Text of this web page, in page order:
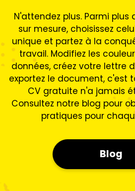
N'attendez plus. Parmi
sur mesure, choisissez
unique et partez à la
travail. Modifiez les
données, créez votre lettre
exportez le document, c'est
CV gratuite n'a jamais
Consultez notre blog pour
pratiques pour
Blog